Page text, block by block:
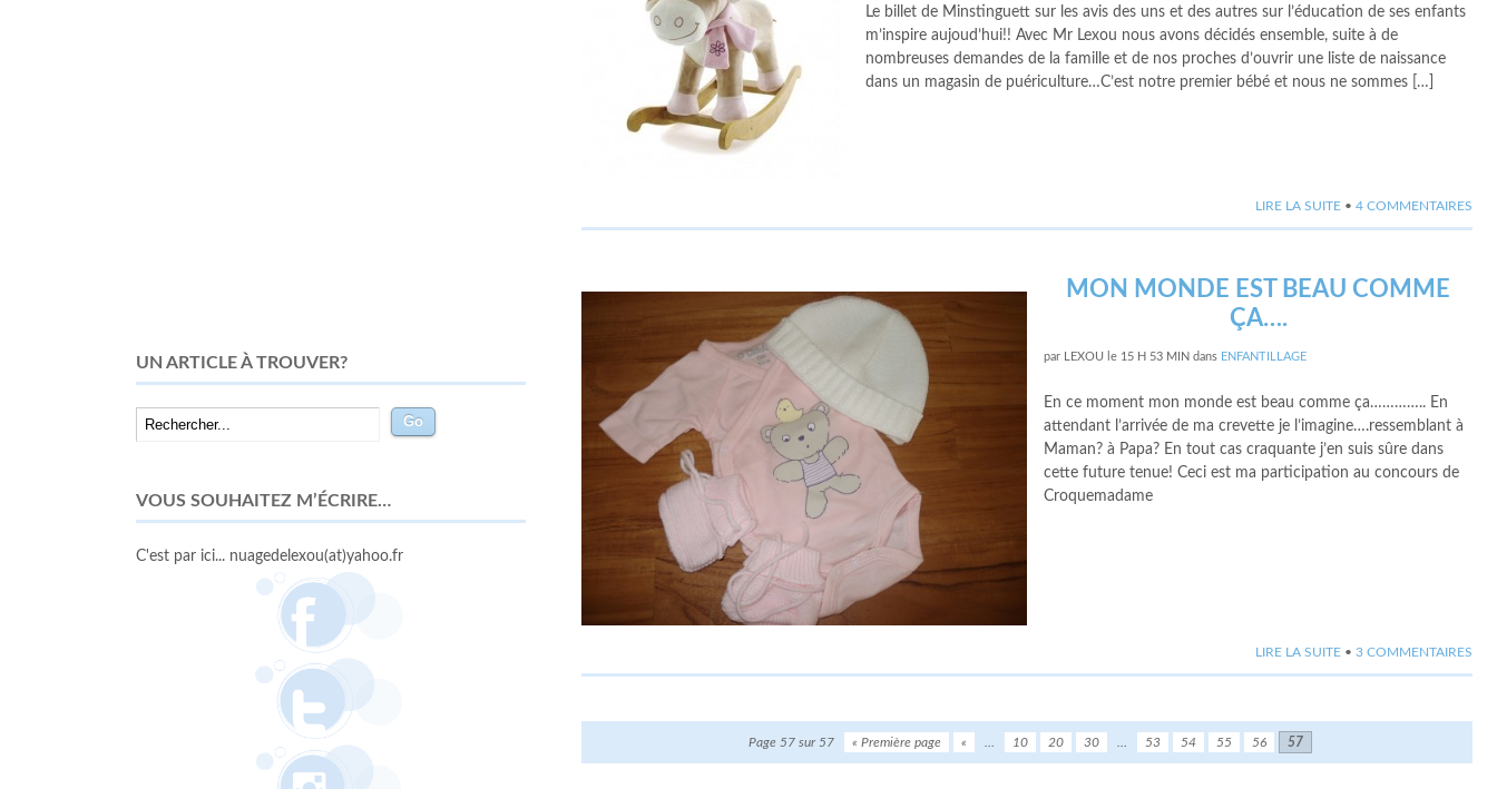
Le billet de Minstinguett sur les avis des uns et des autres sur l’éducation de ses enfants
m’inspire aujoud’hui!! Avec Mr Lexou nous avons décidés ensemble, suite à de
nombreuses demandes de la famille et de nos proches d’ouvrir une liste de naissance
dans un magasin de puériculture…C’est notre premier bébé et nous ne sommes […]
LIRE LA SUITE • 4 COMMENTAIRES
MON MONDE EST BEAU COMME
ÇA….
par LEXOU le 15 H 53 MIN dans ENFANTILLAGE
En ce moment mon monde est beau comme ça………….. En
attendant l’arrivée de ma crevette je l’imagine….ressemblant à
Maman? à Papa? En tout cas craquante j’en suis sûre dans
cette future tenue! Ceci est ma participation au concours de
Croquemadame
LIRE LA SUITE • 3 COMMENTAIRES
Page 57 sur 57 « Première page « 10 20 30 53 54 55 56 57
UN ARTICLE À TROUVER?
VOUS SOUHAITEZ M’ÉCRIRE…
C'est par ici... nuagedelexou(at)yahoo.fr